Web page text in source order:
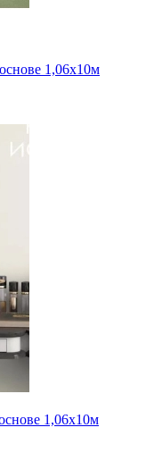
1,06х10м
1,06х10м